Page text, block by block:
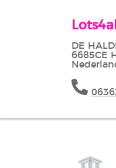
Lots4all
DE
6685CE